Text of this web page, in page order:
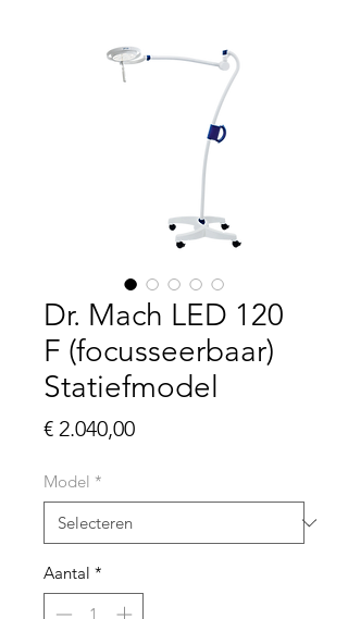
Dr. Mach LED 120
F (focusseerbaar)
Statiefmodel
€ 2.040,00Prijs
Model *
Aantal *